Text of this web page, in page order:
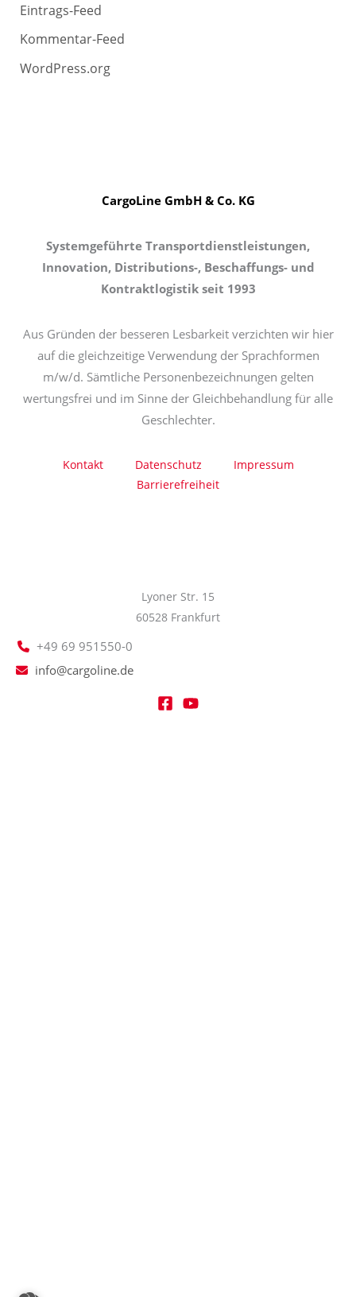
Eintrags-Feed
Kommentar-Feed
WordPress.org
CargoLine GmbH & Co. KG
Systemgeführte Transportdienstleistungen,
Innovation, Distributions-, Beschaffungs- und
Kontraktlogistik seit 1993
Aus Gründen der besseren Lesbarkeit verzichten wir hier
auf die gleichzeitige Verwendung der Sprachformen
m/w/d. Sämtliche Personenbezeichnungen gelten
wertungsfrei und im Sinne der Gleichbehandlung für alle
Geschlechter.
Kontakt Datenschutz
Impressum
Barrierefreiheit
Lyoner Str. 15
60528 Frankfurt
+49 69 951550-0
info@cargoline.de